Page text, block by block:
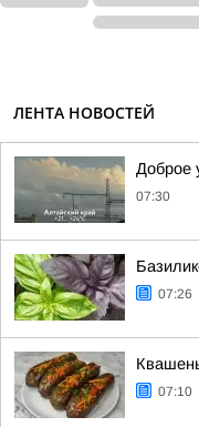
ЛЕНТА НОВОСТЕЙ
Доброе
07:30
07:26
07:10